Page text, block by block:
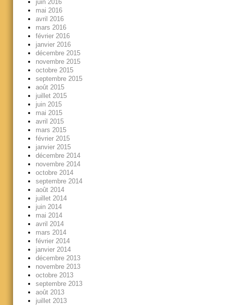
juin 2016
mai 2016
avril 2016
mars 2016
février 2016
janvier 2016
décembre 2015
novembre 2015
octobre 2015
septembre 2015
août 2015
juillet 2015
juin 2015
mai 2015
avril 2015
mars 2015
février 2015
janvier 2015
décembre 2014
novembre 2014
octobre 2014
septembre 2014
août 2014
juillet 2014
juin 2014
mai 2014
avril 2014
mars 2014
février 2014
janvier 2014
décembre 2013
novembre 2013
octobre 2013
septembre 2013
août 2013
juillet 2013